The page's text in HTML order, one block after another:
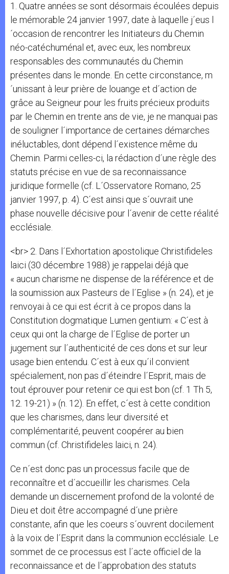
1. Quatre années se sont désormais écoulées depuis
le mémorable 24 janvier 1997, date à laquelle j´eus l
´occasion de rencontrer les Initiateurs du Chemin
néo-catéchuménal et, avec eux, les nombreux
responsables des communautés du Chemin
présentes dans le monde. En cette circonstance, m
´unissant à leur prière de louange et d´action de
grâce au Seigneur pour les fruits précieux produits
par le Chemin en trente ans de vie, je ne manquai pas
de souligner l´importance de certaines démarches
inéluctables, dont dépend l´existence même du
Chemin. Parmi celles-ci, la rédaction d´une règle des
statuts précise en vue de sa reconnaissance
juridique formelle (cf. L´Osservatore Romano, 25
janvier 1997, p. 4). C´est ainsi que s´ouvrait une
phase nouvelle décisive pour l´avenir de cette réalité
ecclésiale.
<br> 2. Dans l´Exhortation apostolique Christifideles
laici (30 décembre 1988) je rappelai déjà que
« aucun charisme ne dispense de la référence et de
la soumission aux Pasteurs de l´Eglise » (n. 24), et je
renvoyai à ce qui est écrit à ce propos dans la
Constitution dogmatique Lumen gentium: « C´est à
ceux qui ont la charge de l´Eglise de porter un
jugement sur l´authenticité de ces dons et sur leur
usage bien entendu. C´est à eux qu´il convient
spécialement, non pas d´éteindre l´Esprit, mais de
tout éprouver pour retenir ce qui est bon (cf. 1 Th 5,
12. 19-21) » (n. 12). En effet, c´est à cette condition
que les charismes, dans leur diversité et
complémentarité, peuvent coopérer au bien
commun (cf. Christifideles laici, n. 24).
Ce n´est donc pas un processus facile que de
reconnaître et d´accueillir les charismes. Cela
demande un discernement profond de la volonté de
Dieu et doit être accompagné d´une prière
constante, afin que les coeurs s´ouvrent docilement
à la voix de l´Esprit dans la communion ecclésiale. Le
sommet de ce processus est l´acte officiel de la
reconnaissance et de l´approbation des statuts